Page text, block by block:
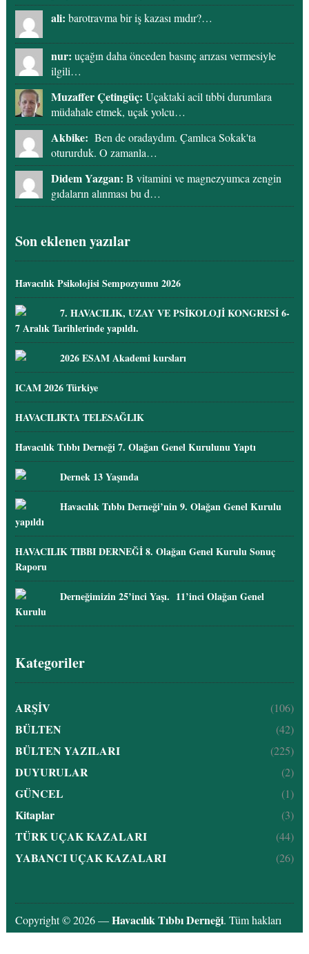
ali: barotravma bir iş kazası mıdır?…
nur: uçağın daha önceden basınç arızası vermesiyle
ilgili…
Muzaffer Çetingüç: Uçaktaki acil tıbbi durumlara
müdahale etmek, uçak yolcu…
Akbike: Ben de oradaydım. Çamlıca Sokak'ta
otururduk. O zamanla…
Didem Yazgan: B vitamini ve magnezyumca zengin
gıdaların alınması bu d…
Son eklenen yazılar
Havacılık Psikolojisi Sempozyumu 2026
7. HAVACILIK, UZAY VE PSİKOLOJİ KONGRESİ 6-
7 Aralık Tarihlerinde yapıldı.
2026 ESAM Akademi kursları
ICAM 2026 Türkiye
HAVACILIKTA TELESAĞLIK
Havacılık Tıbbı Derneği 7. Olağan Genel Kurulunu Yaptı
Dernek 13 Yaşında
Havacılık Tıbbı Derneği’nin 9. Olağan Genel Kurulu
yapıldı
HAVACILIK TIBBI DERNEĞİ 8. Olağan Genel Kurulu Sonuç
Raporu
Derneğimizin 25’inci Yaşı. 11’inci Olağan Genel
Kurulu
Kategoriler
ARŞİV (106)
BÜLTEN (42)
BÜLTEN YAZILARI (225)
DUYURULAR (2)
GÜNCEL (1)
Kitaplar (3)
TÜRK UÇAK KAZALARI (44)
YABANCI UÇAK KAZALARI (26)
Copyright © 2026 —Havacılık Tıbbı Derneği. Tüm hakları